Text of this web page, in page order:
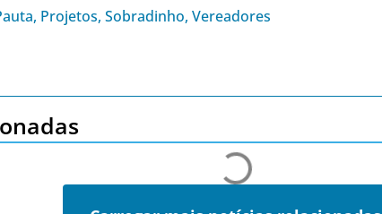
, Projetos, Sobradinho, Vereadores